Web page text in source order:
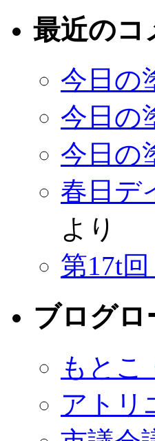
最近のコ
今日
今日
今日
春日デ
より
第17t
ブログロ
もとこ
アト